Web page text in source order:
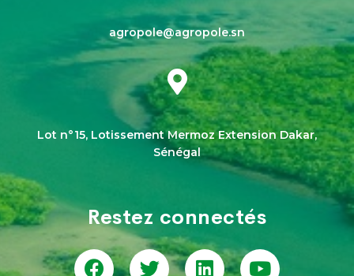
agropole@agropole.sn
Lot n°15, Lotissement Mermoz Extension Dakar,
Sénégal
Restez connectés